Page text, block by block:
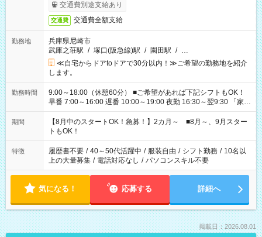
交通費別途支給あり
交通費 交通費全額支給
勤務地
兵庫県尼崎市
武庫之荘駅 / 塚口(阪急線)駅 / 園田駅 / …
≪自宅からドアtoドアで30分以内！≫ご希望の勤務地を紹介
します。
勤務時間
9:00～18:00（休憩60分） ■ご希望があれば下記シフトもOK！
早番 7:00～16:00 遅番 10:00～19:00 夜勤 16:30～翌9:30 「家族
と休みを合わせたい」 「余裕を持って夕飯の準備がしたい」
「できれば残業はしたくない」 など、ご希望を教えてください
ね。 ※Wワーク希望の方へ 今ご覧のお仕事で希望する勤務時間
と、もう1つのお仕事の勤務時間。 合計で週40時間を超える場
合は応募できません。
期間
【8月中のスタートOK！急募！】2カ月～ ■8月～、9月スター
トもOK！
特徴 履歴書不要 / 40～50代活躍中 / 服装自由 / シフト勤務 / 10名以
上の大量募集 / 電話対応なし / パソコンスキル不要
気になる！ 応募する 詳細へ
掲載日：2026.08.01